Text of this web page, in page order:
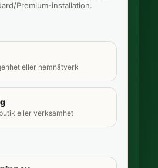
Premium-installation.
eller hemnätverk
eller verksamhet